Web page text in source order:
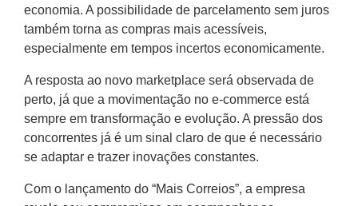
economia. A possibilidade de parcelamento sem juros
também torna as compras mais acessíveis,
especialmente em tempos incertos economicamente.
A resposta ao novo marketplace será observada de
perto, já que a movimentação no e-commerce está
sempre em transformação e evolução. A pressão dos
concorrentes já é um sinal claro de que é necessário
se adaptar e trazer inovações constantes.
Com o lançamento do “Mais Correios”, a empresa